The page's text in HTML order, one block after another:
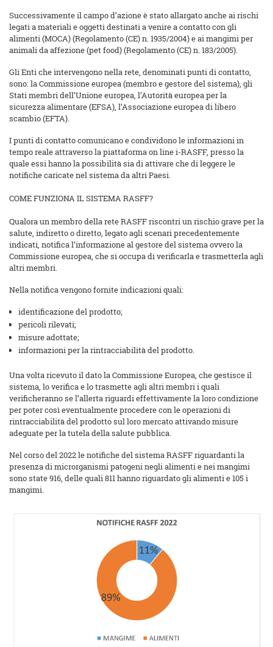
Successivamente il campo d’azione è stato allargato anche ai rischi
legati a materiali e oggetti destinati a venire a contatto con gli
alimenti (MOCA) (Regolamento (CE) n. 1935/2004) e ai mangimi per
animali da affezione (pet food) (Regolamento (CE) n. 183/2005).
Gli Enti che intervengono nella rete, denominati punti di contatto,
sono: la Commissione europea (membro e gestore del sistema), gli
Stati membri dell’Unione europea, l’Autorità europea per la
sicurezza alimentare (EFSA), l’Associazione europea di libero
scambio (EFTA).
I punti di contatto comunicano e condividono le informazioni in
tempo reale attraverso la piattaforma on line i-RASFF, presso la
quale essi hanno la possibilità sia di attivare che di leggere le
notifiche caricate nel sistema da altri Paesi.
COME FUNZIONA IL SISTEMA RASFF?
Qualora un membro della rete RASFF riscontri un rischio grave per la
salute, indiretto o diretto, legato agli scenari precedentemente
indicati, notifica l’informazione al gestore del sistema ovvero la
Commissione europea, che si occupa di verificarla e trasmetterla agli
altri membri.
Nella notifica vengono fornite indicazioni quali:
identificazione del prodotto;
pericoli rilevati;
misure adottate;
informazioni per la rintracciabilità del prodotto.
Una volta ricevuto il dato la Commissione Europea, che gestisce il
sistema, lo verifica e lo trasmette agli altri membri i quali
verificheranno se l’allerta riguardi effettivamente la loro condizione
per poter così eventualmente procedere con le operazioni di
rintracciabilità del prodotto sul loro mercato attivando misure
adeguate per la tutela della salute pubblica.
Nel corso del 2022 le notifiche del sistema RASFF riguardanti la
presenza di microrganismi patogeni negli alimenti e nei mangimi
sono state 916, delle quali 811 hanno riguardato gli alimenti e 105 i
mangimi.